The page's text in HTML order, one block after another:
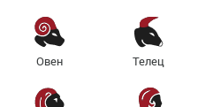
Овен Телец